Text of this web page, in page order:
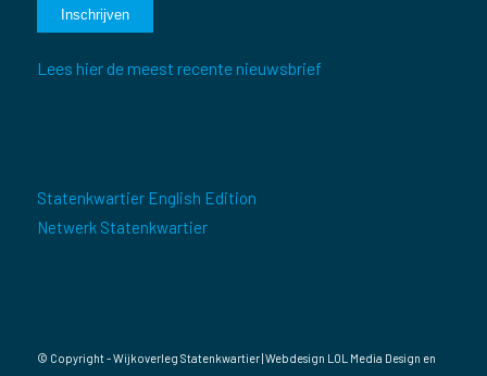
Lees hier de meest recente nieuwsbrief
Statenkwartier English Edition
Netwerk Statenkwartier
© Copyright - Wijkoverleg Statenkwartier | Webdesign LOL Media Design en